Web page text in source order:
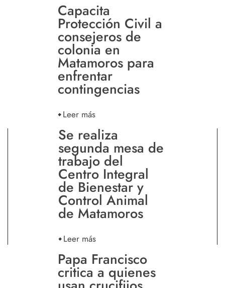
Capacita
Protección Civil a
consejeros de
colonia en
Matamoros para
enfrentar
contingencias
Leer más
Se realiza
segunda mesa de
trabajo del
Centro Integral
de Bienestar y
Control Animal
de Matamoros
Leer más
Papa Francisco
critica a quienes